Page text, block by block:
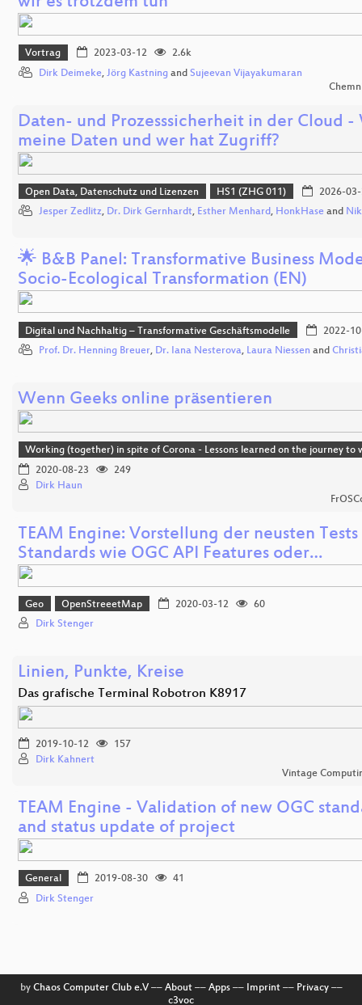
Vortrag 2023-03-12
2.6k
Dirk Deimeke, Jörg Kastning and Sujeevan Vijayakumaran
Daten- und Prozesssicherheit in der Cloud -
meine Daten und wer hat Zugriff?
Open Data, Datenschutz und Lizenzen HS1 (ZHG 011)
2026-
Jesper Zedlitz, Dr. Dirk Gernhardt, Esther Menhard, HonkHase and
🌟 B&B Panel: Transformative Business
Socio-Ecological Transformation (EN)
Digital und Nachhaltig – Transformative Geschäftsmodelle
2022-
Prof. Dr. Henning Breuer, Dr. Iana Nesterova, Laura Niessen and
Wenn Geeks online präsentieren
Working (together) in spite of Corona - Lessons learned on the journey to
2020-08-23
249
Dirk Haun
TEAM Engine: Vorstellung der neusten
Standards wie OGC API Features oder…
Geo OpenStreeetMap 2020-03-12
60
Dirk Stenger
Linien, Punkte, Kreise
Das grafische Terminal Robotron K8917
2019-10-12
157
Dirk Kahnert
Vintage
TEAM Engine - Validation of new OGC
and status update of project
General 2019-08-30
41
Dirk Stenger
by Chaos Computer Club e.V–– About–– Apps–– Imprint–– Privacy––
c3voc